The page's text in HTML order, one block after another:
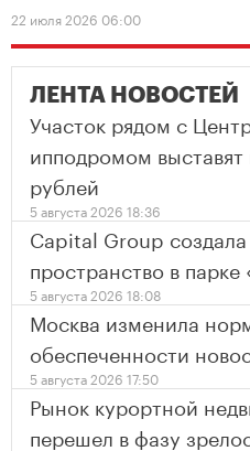
22 июля 2026 06:00
ЛЕНТА НОВОСТЕЙ
Участок рядом с
ипподромом
рублей
5 августа 2026 18:36
Capital Group
пространство в
5 августа 2026 18:08
Москва изменила
обеспеченности
5 августа 2026 17:50
Рынок курортной
перешел в фазу